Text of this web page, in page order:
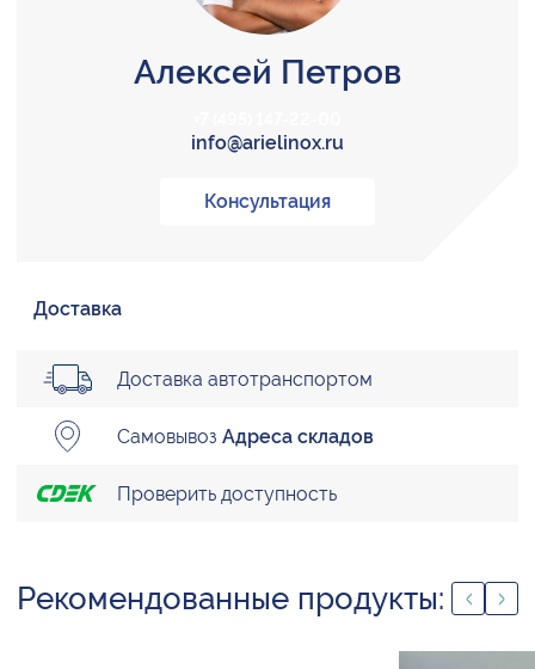
Алексей Петров
info@arielinox.ru
Консультация
Доставка
Доставка автотранспортом
Самовывоз Адреса складов
Проверить доступность
Рекомендованные продукты: